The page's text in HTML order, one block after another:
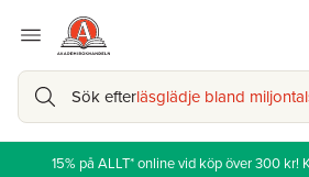
Sök efterläsglädje bland
15% på ALLT* online vid köp över 300 kr!